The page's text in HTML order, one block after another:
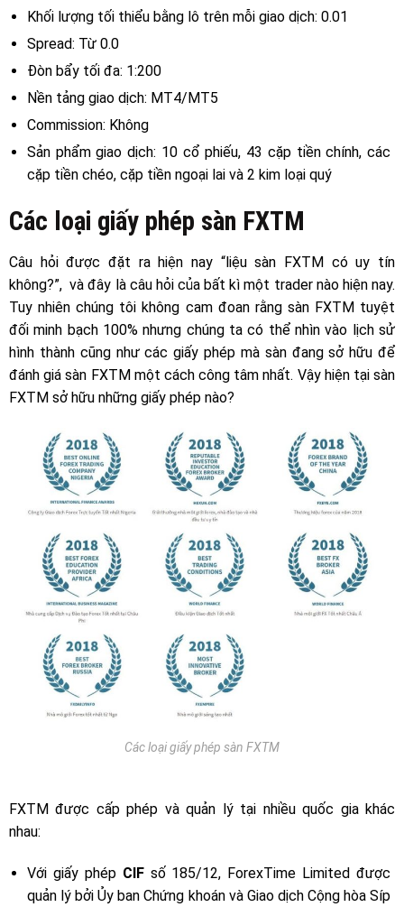
Khối lượng tối thiểu bằng lô trên mỗi giao dịch: 0.01
Spread: Từ 0.0
Đòn bẩy tối đa: 1:200
Nền tảng giao dịch: MT4/MT5
Commission: Không
Sản phẩm giao dịch: 10 cổ phiếu, 43 cặp tiền chính, các
cặp tiền chéo, cặp tiền ngoại lai và 2 kim loại quý
Các loại giấy phép sàn FXTM
Câu hỏi được đặt ra hiện nay “liệu sàn FXTM có uy tín
không?”, và đây là câu hỏi của bất kì một trader nào hiện nay.
Tuy nhiên chúng tôi không cam đoan rằng sàn FXTM tuyệt
đối minh bạch 100% nhưng chúng ta có thể nhìn vào lịch sử
hình thành cũng như các giấy phép mà sàn đang sở hữu để
đánh giá sàn FXTM một cách công tâm nhất. Vậy hiện tại sàn
FXTM sở hữu những giấy phép nào?
Các loại giấy phép sàn FXTM
FXTM được cấp phép và quản lý tại nhiều quốc gia khác
nhau:
Với giấy phép CIFsố 185/12, ForexTime Limited được
quản lý bởi Ủy ban Chứng khoán và Giao dịch Cộng hòa Síp